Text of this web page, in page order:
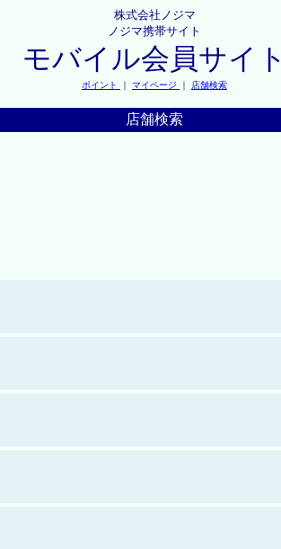
株式会社ノジマ
ノジマ携帯サイト
モバイル会員サイト
ポイント ｜ マイページ ｜ 店舗検索
店舗検索